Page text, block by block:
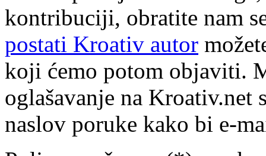
kontribuciji, obratite nam
postati Kroativ autor
koji ćemo potom objaviti.
oglašavanje na Kroativ.net
naslov poruke kako bi e-